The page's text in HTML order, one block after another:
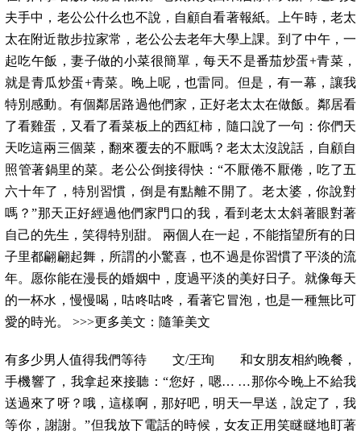
夫手中，老公公什么也不說，自顧自看著報紙。上午時，老太
太在附近散步拉家常，老公公去老年大學上課。到了中午，一
起吃午飯，妻子做的小菜很簡單，每天不是番茄炒蛋+青菜，
就是青瓜炒蛋+青菜。晚上呢，也雷同。但是，有一幕，讓我
特別感動。有個鄰居路過他們家，正好老太太在做飯。鄰居看
了看雞蛋，又看了看菜板上的西紅柿，隨口說了一句：你們天
天吃這兩三個菜，翻來覆去的不厭嗎？老太太沒說話，自顧自
照管著鍋里的菜。老公公倒接得快：“不厭倦不厭倦，吃了五
六十年了，特別習慣，倒是有點離不開了。老太婆，你說對
嗎？”那天正好經過他們家門口的我，看到老太太斜著眼對著
自己的先生，笑得特別甜。 兩個人在一起，不能指望所有的日
子里都翩翩起舞，所謂的小驚喜，也不過是你習慣了平淡的流
年。愿你能在漫長的婚姻中，度過平淡的美好日子。就像每天
的一杯水，慢慢喝，咕咚咕咚，看著它冒泡，也是一種無比可
愛的時光。 >>>更多美文：隨筆美文
有多少男人值得我們等待 文/王珣 和女朋友相約晚餐，
手機響了，我拿起來接聽：“您好，嗯… …那你今晚上不給我
送過來了呀？哦，這樣啊，那好吧，明天一早送，說定了，我
等你，謝謝。”但我放下電話的時候，女友正用笑瞇瞇地盯著